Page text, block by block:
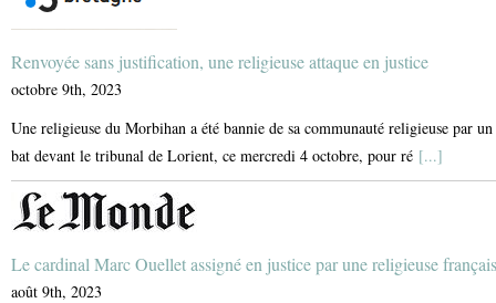
Renvoyée sans justification, une religieuse attaque en justice
octobre 9th, 2023
Une religieuse du Morbihan a été bannie de sa communauté religieuse par
bat devant le tribunal de Lorient, ce mercredi 4 octobre, pour ré [...]
Le cardinal Marc Ouellet assigné en justice par une religieuse
août 9th, 2023